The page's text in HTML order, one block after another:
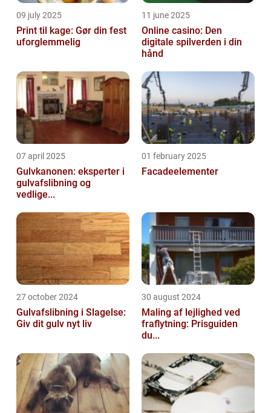
09 july 2025
Print til kage: Gør din fest
uforglemmelig
11 june 2025
Online casino: Den
digitale spilverden i din
hånd
07 april 2025
Gulvkanonen: eksperter i
gulvafslibning og
vedlige...
01 february 2025
Facadeelementer
27 october 2024
Gulvafslibning i Slagelse:
Giv dit gulv nyt liv
30 august 2024
Maling af lejlighed ved
fraflytning: Prisguiden
du...